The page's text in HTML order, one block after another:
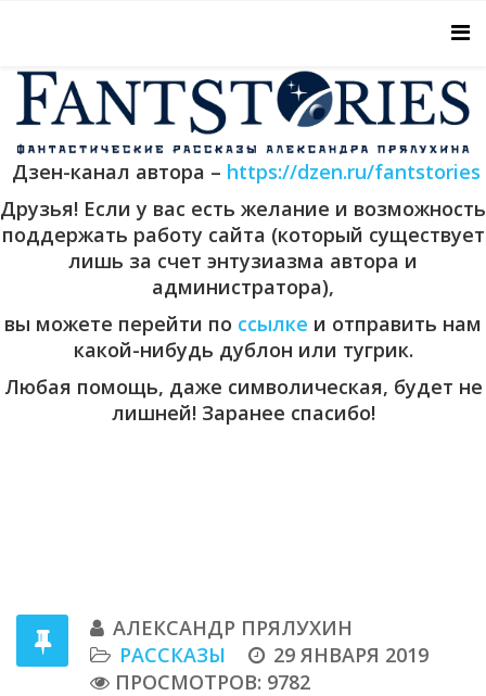
Дзен-канал автора – https://dzen.ru/fantstories
Друзья! Если у вас есть желание и возможность
поддержать работу сайта (который существует
лишь за счет энтузиазма автора и
администратора),
вы можете перейти по ссылке и отправить нам
какой-нибудь дублон или тугрик.
Любая помощь, даже символическая, будет не
лишней! Заранее спасибо!
АЛЕКСАНДР ПРЯЛУХИН
РАССКАЗЫ
29 ЯНВАРЯ 2019
ПРОСМОТРОВ: 9782